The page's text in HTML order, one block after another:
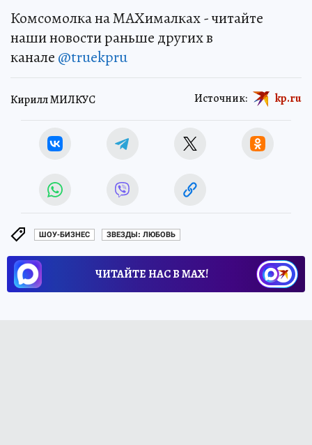
Комсомолка на MAXималках - читайте
наши новости раньше других в
канале @truekpru
Кирилл МИЛКУС Источник: kp.ru
ШОУ-БИЗНЕС ЗВЕЗДЫ: ЛЮБОВЬ
ЧИТАЙТЕ НАС В МАХ!